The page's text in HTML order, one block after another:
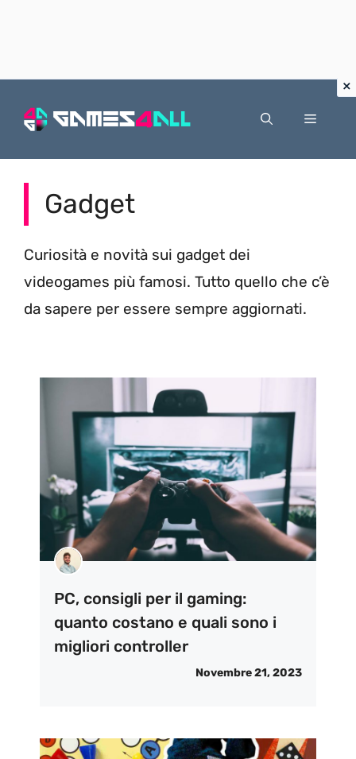
Menu
Gadget
Curiosità e novità sui gadget dei
videogames più famosi. Tutto quello che c’è
da sapere per essere sempre aggiornati.
PC, consigli per il gaming:
quanto costano e quali sono i
migliori controller
Novembre 21, 2023